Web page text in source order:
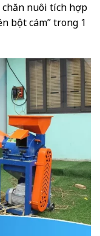
nuôi tích hợp
bột cám” trong 1